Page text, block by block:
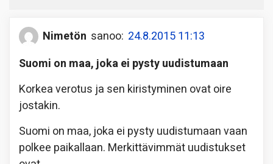
Nimetön sanoo: 24.8.2015 11:13
Suomi on maa, joka ei pysty uudistumaan
Korkea verotus ja sen kiristyminen ovat oire
jostakin.
Suomi on maa, joka ei pysty uudistumaan vaan
polkee paikallaan. Merkittävimmät uudistukset